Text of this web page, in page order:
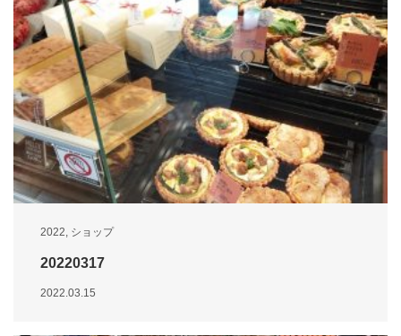
2022 ショップ
20220317
2022.03.15